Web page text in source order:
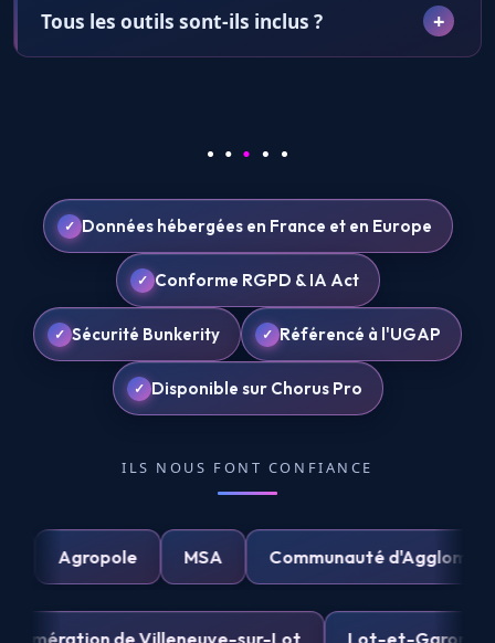
Tous les outils sont-ils inclus ?
Données hébergées en France et en Europe
Conforme RGPD & IA Act
Sécurité Bunkerity Référencé à l'UGAP
Disponible sur Chorus Pro
ILS NOUS FONT CONFIANCE
Agropole Communauté
de Villeneuve-sur-Lot Lot-et-Garonne